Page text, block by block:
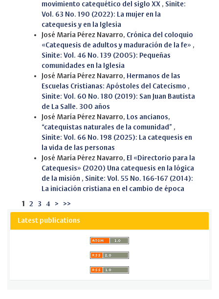
movimiento catequético del siglo XX , Sinite:
Vol. 63 No. 190 (2022): La mujer en la
catequesis y en la Iglesia
José María Pérez Navarro, Crónica del coloquio
«Catequesis de adultos y maduración de la fe» ,
Sinite: Vol. 46 No. 139 (2005): Pequeñas
comunidades en la Iglesia
José María Pérez Navarro, Hermanos de las
Escuelas Cristianas: Apóstoles del Catecismo ,
Sinite: Vol. 60 No. 180 (2019): San Juan Bautista
de La Salle. 300 años
José María Pérez Navarro,
Los ancianos,
“catequistas naturales de la comunidad” ,
Sinite: Vol. 66 No. 198 (2025): La catequesis en
la vida de las personas
José María Pérez Navarro, El «Directorio para la
Catequesis» (2020) Una catequesis en la lógica
de la misión , Sinite: Vol. 55 No. 166-167 (2014):
La iniciación cristiana en el cambio de época
1 2 3 4 > >>
Latest publications